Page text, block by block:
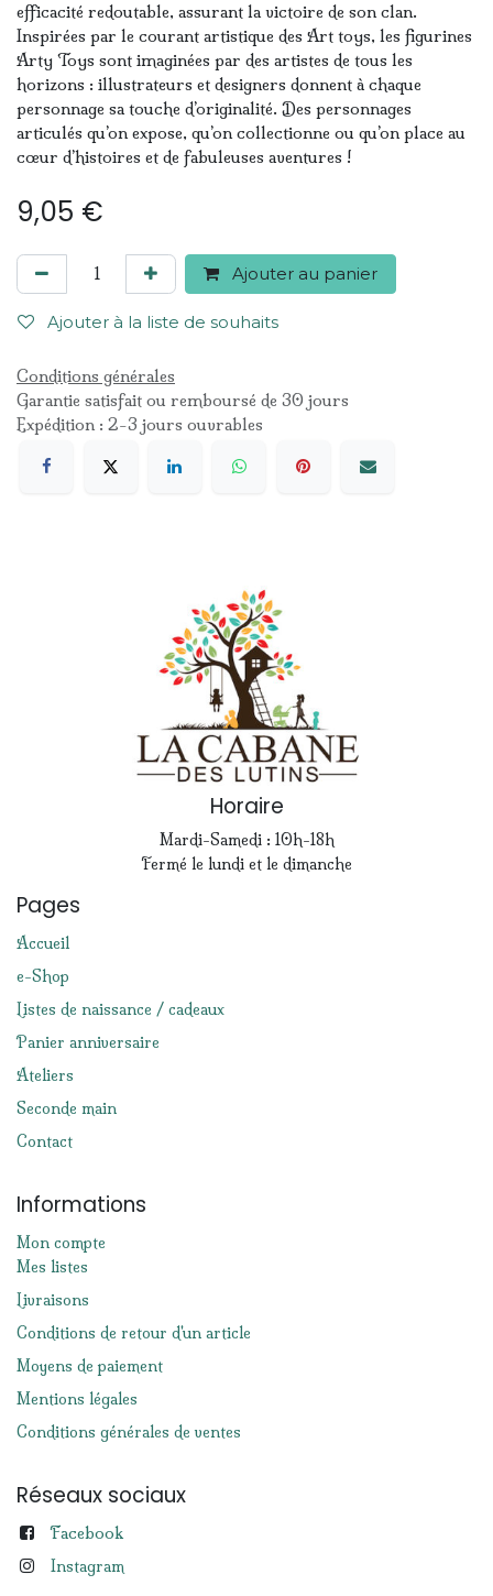
efficacité redoutable, assurant la victoire de son clan.
Inspirées par le courant artistique des Art toys, les figurines
Arty Toys sont imaginées par des artistes de tous les
horizons : illustrateurs et designers donnent à chaque
personnage sa touche d’originalité. Des personnages
articulés qu’on expose, qu’on collectionne ou qu’on place au
cœur d’histoires et de fabuleuses aventures !
9,05 €
Ajouter au panier
Ajouter à la liste de souhaits
Conditions générales
Garantie satisfait ou remboursé de 30 jours
Expédition : 2-3 jours ouvrables
Horaire
Mardi-Samedi : 10h-18h
Fermé le lundi et le dimanche
Pages
Accueil
e-Shop
Listes de naissance / cadeaux
Panier anniversaire
Ateliers
Seconde main
Contact
Informations
Mon compte
Mes listes
Livraisons
Conditions de retour d'un article
Moyens de paiement
Mentions légales
Conditions générales de ventes
Réseaux sociaux
Facebook
Instagram